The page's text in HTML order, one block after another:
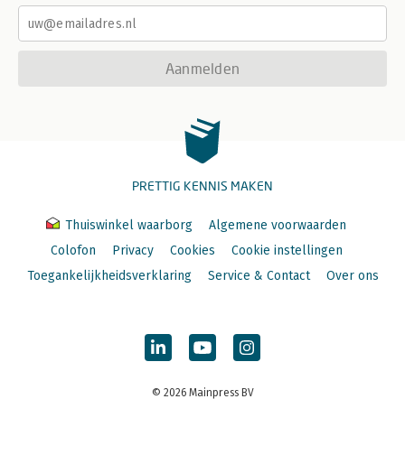
Aanmelden
PRETTIG KENNIS MAKEN
Thuiswinkel waarborg
Algemene voorwaarden
Colofon
Privacy Cookies
Cookie instellingen
Toegankelijkheidsverklaring
Service & Contact Over ons
© 2026 Mainpress BV